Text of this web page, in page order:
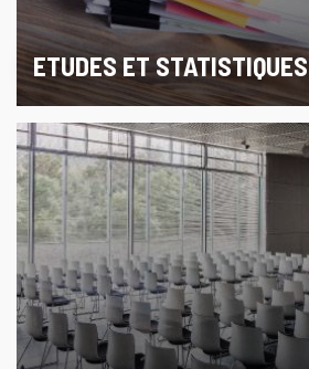
ETUDES ET STATISTIQUES